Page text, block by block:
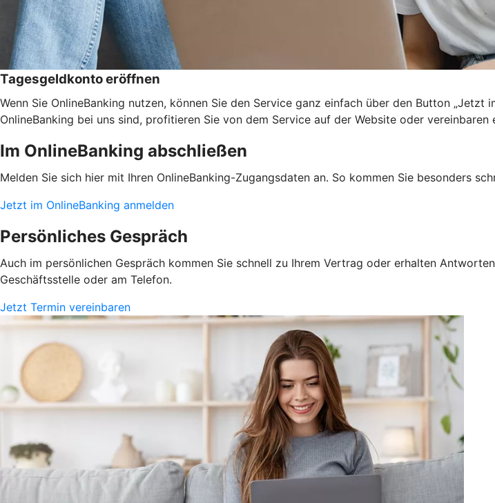
Tagesgeldkonto eröffnen
Wenn Sie OnlineBanking nutzen, können Sie den Service ganz einfach über den Button „Jetzt
OnlineBanking bei uns sind, profitieren Sie von dem Service auf der Website oder vereinbaren
Im OnlineBanking abschließen
Melden Sie sich hier mit Ihren OnlineBanking-Zugangsdaten an. So kommen Sie besonders
Jetzt im OnlineBanking anmelden
Persönliches Gespräch
Auch im persönlichen Gespräch kommen Sie schnell zu Ihrem Vertrag oder erhalten
Geschäftsstelle oder am Telefon.
Jetzt Termin vereinbaren